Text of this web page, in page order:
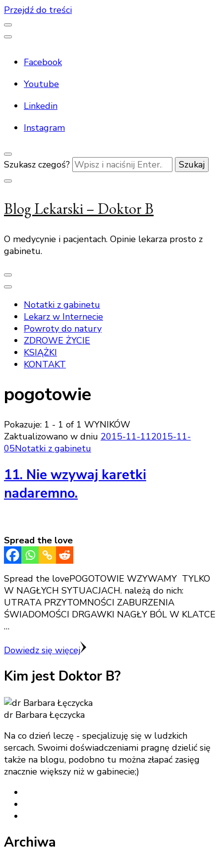
Przejdź do treści
Facebook
Youtube
Linkedin
Instagram
Szukasz czegoś?
Blog Lekarski – Doktor B
O medycynie i pacjentach. Opinie lekarza prosto z
gabinetu.
Notatki z gabinetu
Lekarz w Internecie
Powroty do natury
ZDROWE ŻYCIE
KSIĄŻKI
KONTAKT
pogotowie
Pokazuje: 1 - 1 of 1 WYNIKÓW
Zaktualizowano w dniu 2015-11-112015-11-
05Notatki z gabinetu
11. Nie wzywaj karetki
nadaremno.
Spread the love
Spread the lovePOGOTOWIE WZYWAMY TYLKO
W NAGŁYCH SYTUACJACH. należą do nich:
UTRATA PRZYTOMNOŚCI ZABURZENIA
ŚWIADOMOŚCI DRGAWKI NAGŁY BÓL W KLATCE
…
Dowiedz się więcej
Kim jest Doktor B?
dr Barbara Łęczycka
Na co dzień leczę - specjalizuję się w ludzkich
sercach. Swoimi doświadczeniami pragnę dzielić się
także na blogu, podobno tu można złapać zasięg
znacznie większy niż w gabinecie;)
Archiwa